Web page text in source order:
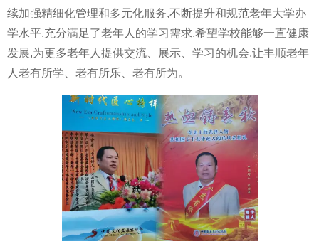
续加强精细化管理和多元化服务,不断提升和规范老年大学办
学水平,充分满足了老年人的学习需求,希望学校能够一直健康
发展,为更多老年人提供交流、展示、学习的机会,让丰顺老年
人老有所学、老有所乐、老有所为。